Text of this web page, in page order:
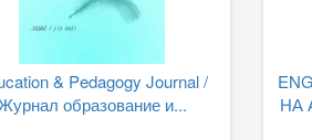
& Pedagogy Journal /
образование и...
НА